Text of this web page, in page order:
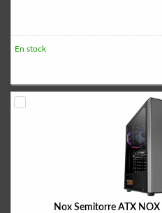
En stock
Nox Semitorre ATX